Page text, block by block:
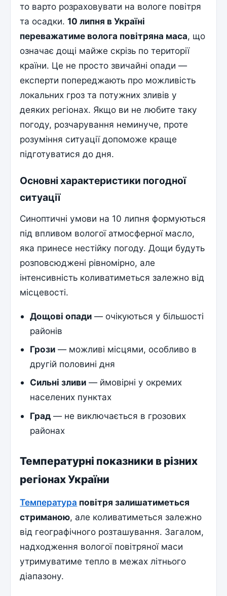
то варто розраховувати на вологе повітря
та осадки.10 липня в Україні
переважатиме волога повітряна маса, що
означає дощі майже скрізь по території
країни. Це не просто звичайні опади —
експерти попереджають про можливість
локальних гроз та потужних зливів у
деяких регіонах. Якщо ви не любите таку
погоду, розчарування неминуче, проте
розуміння ситуації допоможе краще
підготуватися до дня.
Основні характеристики погодної
ситуації
Синоптичні умови на 10 липня формуються
під впливом вологої атмосферної масло,
яка принесе нестійку погоду. Дощи будуть
розповсюджені рівномірно, але
інтенсивність коливатиметься залежно від
місцевості.
Дощові опади — очікуються у більшості
районів
Грози — можливі місцями, особливо в
другій половині дня
Сильні зливи — ймовірні у окремих
населених пунктах
Град — не виключається в грозових
районах
Температурні показники в різних
регіонах України
Температура повітря залишатиметься
стриманою, але коливатиметься залежно
від географічного розташування. Загалом,
надходження вологої повітряної маси
утримуватиме тепло в межах літнього
діапазону.